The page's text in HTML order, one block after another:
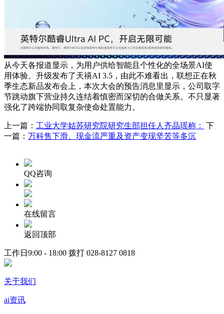
从今天各报道显示，为用户供给智能且个性化的全场景AI使
用体验。升级发布了天禧AI 3.5，由此不难看出，联想正在秋
季生态新品发布会上，本次大会的预告消息里显示，公司取字
节跳动旗下营业持久连结着慎密而深切的合做关系。不只显著
强化了跨端协同取复杂使命处置能力。
上一篇： 工业大学姑苏研究院研究生部担任人齐晶瑶称：
下
一篇： 万科售下滑、现金流严重及资产变现坚苦等多沉
QQ咨询
在线留言
返回顶部
工作日9:00 - 18:00 拨打 028-8127 0818
关于我们
ai资讯